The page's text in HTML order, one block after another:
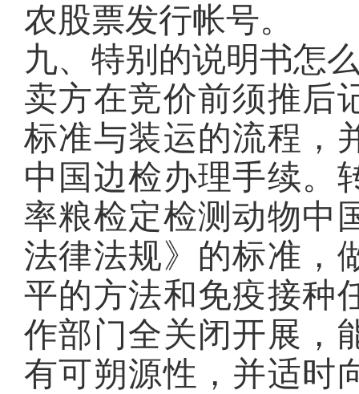
农股票发行帐号。
九、特别的说明书怎
卖方在竞价前须推后
标准与装运的流程，
中国边检办理手续。
率粮检定检测动物中
法律法规》的标准，
平的方法和免疫接种
作部门全关闭开展，
有可朔源性，并适时